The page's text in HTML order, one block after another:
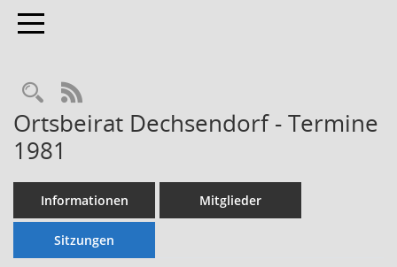
Toggle navigation
Rechercheauswahl
RSS-Feed
Ortsbeirat Dechsendorf - Termine
1981
Informationen Mitglieder
Sitzungen